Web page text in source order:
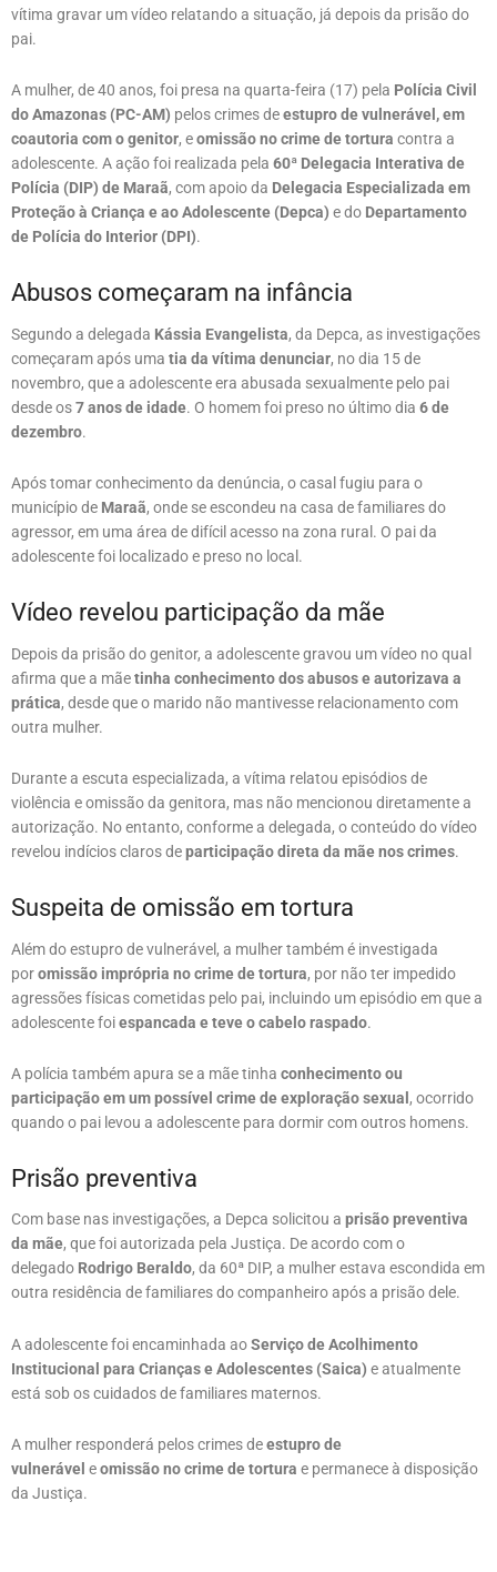
vítima gravar um vídeo relatando a situação, já depois da prisão do
pai.
A mulher, de 40 anos, foi presa na quarta-feira (17) pela Polícia Civil
do Amazonas (PC-AM) pelos crimes deestupro de vulnerável, em
coautoria com o genitor, eomissão no crime de tortura contra a
adolescente. A ação foi realizada pela 60ª Delegacia Interativa de
Polícia (DIP) de Maraã, com apoio da Delegacia Especializada em
Proteção à Criança e ao Adolescente (Depca) e do Departamento
de Polícia do Interior (DPI).
Abusos começaram na infância
Segundo a delegada Kássia Evangelista, da Depca, as investigações
começaram após uma tia da vítima denunciar, no dia 15 de
novembro, que a adolescente era abusada sexualmente pelo pai
desde os7 anos de idade. O homem foi preso no último dia 6 de
dezembro.
Após tomar conhecimento da denúncia, o casal fugiu para o
município de Maraã, onde se escondeu na casa de familiares do
agressor, em uma área de difícil acesso na zona rural. O pai da
adolescente foi localizado e preso no local.
Vídeo revelou participação da mãe
Depois da prisão do genitor, a adolescente gravou um vídeo no qual
afirma que a mãetinha conhecimento dos abusos e autorizava a
prática, desde que o marido não mantivesse relacionamento com
outra mulher.
Durante a escuta especializada, a vítima relatou episódios de
violência e omissão da genitora, mas não mencionou diretamente a
autorização. No entanto, conforme a delegada, o conteúdo do vídeo
revelou indícios claros departicipação direta da mãe nos crimes.
Suspeita de omissão em tortura
Além do estupro de vulnerável, a mulher também é investigada
poromissão imprópria no crime de tortura, por não ter impedido
agressões físicas cometidas pelo pai, incluindo um episódio em que a
adolescente foiespancada e teve o cabelo raspado.
A polícia também apura se a mãe tinha conhecimento ou
participação em um possível crime de exploração sexual , ocorrido
quando o pai levou a adolescente para dormir com outros homens.
Prisão preventiva
Com base nas investigações, a Depca solicitou a prisão preventiva
da mãe, que foi autorizada pela Justiça. De acordo com o
delegado Rodrigo Beraldo, da 60ª DIP, a mulher estava escondida em
outra residência de familiares do companheiro após a prisão dele.
A adolescente foi encaminhada aoServiço de Acolhimento
Institucional para Crianças e Adolescentes (Saica) e atualmente
está sob os cuidados de familiares maternos.
A mulher responderá pelos crimes deestupro de
vulnerável eomissão no crime de tortura e permanece à disposição
da Justiça.